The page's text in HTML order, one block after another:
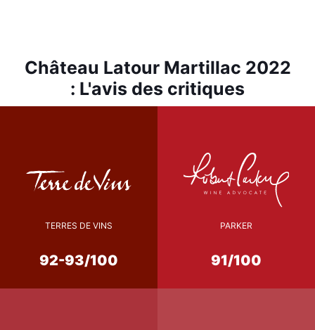
Château Latour Martillac 2022
: L'avis des critiques
TERRES DE VINS
92-93/100
PARKER
91/100